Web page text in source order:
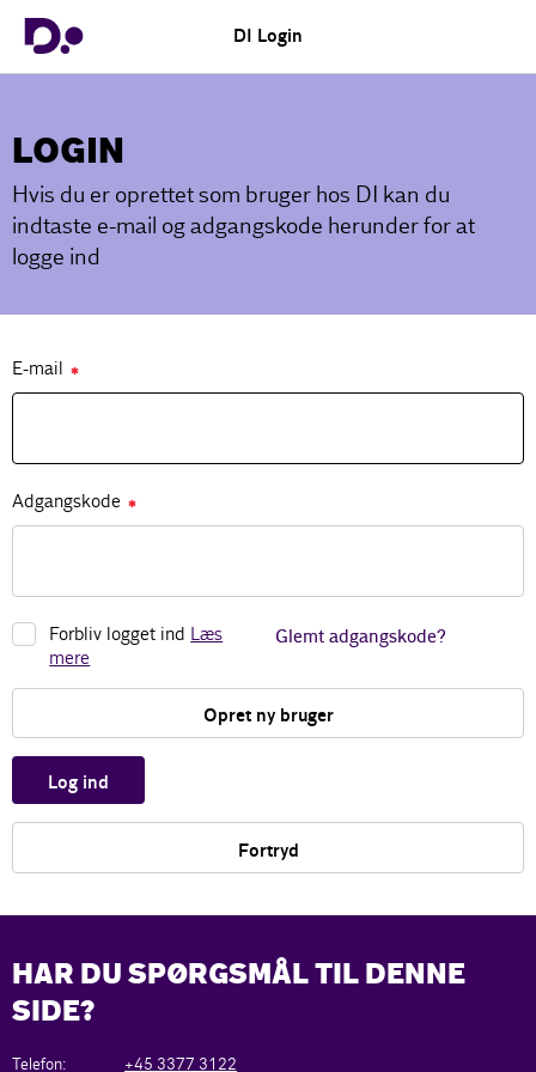
DI Login
LOGIN
Hvis du er oprettet som bruger hos DI kan du
indtaste e-mail og adgangskode herunder for at
logge ind
E-mail ✱
Adgangskode ✱
Forbliv logget ind Læs
mere
Glemt adgangskode?
Opret ny bruger
Log ind
Fortryd
HAR DU SPØRGSMÅL TIL DENNE
SIDE?
Telefon: +45 3377 3122